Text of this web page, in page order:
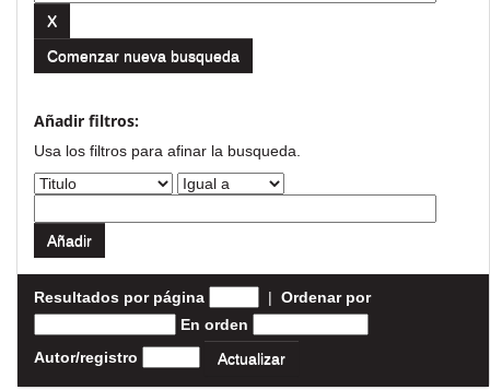
Comenzar nueva busqueda
Añadir filtros:
Usa los filtros para afinar la busqueda.
Resultados por página | Ordenar por
En orden
Autor/registro